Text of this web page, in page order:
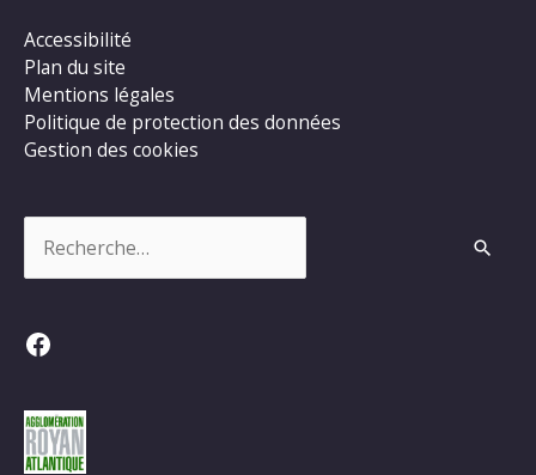
Accessibilité
Plan du site
Mentions légales
Politique de protection des données
Gestion des cookies
Facebook